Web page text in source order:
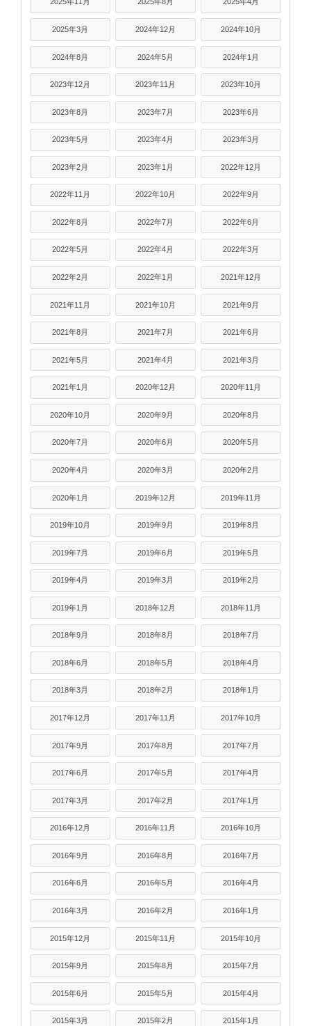
2025年3月 2024年12月 2024年10月
2024年8月 2024年5月 2024年1月
2023年12月 2023年11月 2023年10月
2023年8月 2023年7月 2023年6月
2023年5月 2023年4月 2023年3月
2023年2月 2023年1月 2022年12月
2022年11月 2022年10月 2022年9月
2022年8月 2022年7月 2022年6月
2022年5月 2022年4月 2022年3月
2022年2月 2022年1月 2021年12月
2021年11月 2021年10月 2021年9月
2021年8月 2021年7月 2021年6月
2021年5月 2021年4月 2021年3月
2021年1月 2020年12月 2020年11月
2020年10月 2020年9月 2020年8月
2020年7月 2020年6月 2020年5月
2020年4月 2020年3月 2020年2月
2020年1月 2019年12月 2019年11月
2019年10月 2019年9月 2019年8月
2019年7月 2019年6月 2019年5月
2019年4月 2019年3月 2019年2月
2019年1月 2018年12月 2018年11月
2018年9月 2018年8月 2018年7月
2018年6月 2018年5月 2018年4月
2018年3月 2018年2月 2018年1月
2017年12月 2017年11月 2017年10月
2017年9月 2017年8月 2017年7月
2017年6月 2017年5月 2017年4月
2017年3月 2017年2月 2017年1月
2016年12月 2016年11月 2016年10月
2016年9月 2016年8月 2016年7月
2016年6月 2016年5月 2016年4月
2016年3月 2016年2月 2016年1月
2015年12月 2015年11月 2015年10月
2015年9月 2015年8月 2015年7月
2015年6月 2015年5月 2015年4月
2015年3月 2015年2月 2015年1月